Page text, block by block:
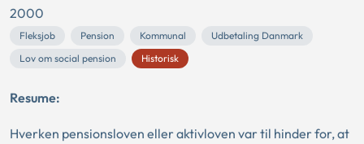
2000
Fleksjob Pension Kommunal
Udbetaling Danmark
Lov om social pension
Historisk
Resume:
Hverken pensionsloven eller aktivloven var til hinder for, at